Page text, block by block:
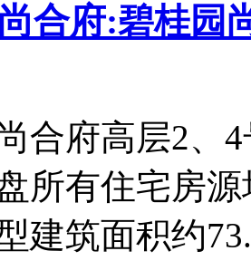
合府:碧桂园
合府高层2、
所有住宅房
建筑面积约